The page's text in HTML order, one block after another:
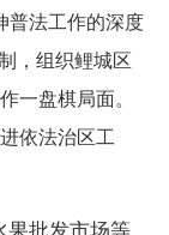
普法工作的深度
，组织鲤城区
一盘棋局面。
依法治区工